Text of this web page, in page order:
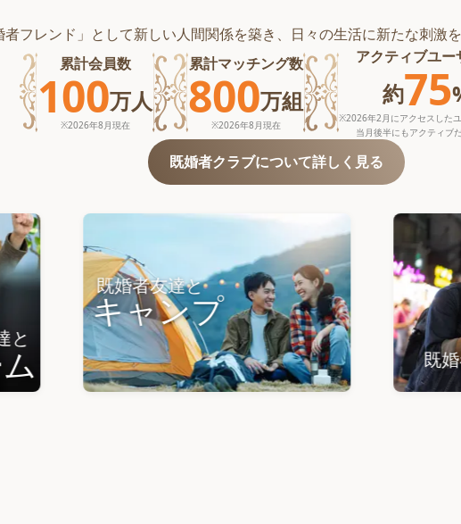
者フレンド」として新しい人間関係を築き、日々の生活に新たな刺激
累計会員数
100万人
※2026年8月現在
累計マッチング数
800万組
※2026年8月現在
アクティブユー
約75
※2026年2月にアクセスしたユ
当月後半にもアクティブ
既婚者クラブについて詳しく見る
既婚者友達と
キャンプ
既婚者友